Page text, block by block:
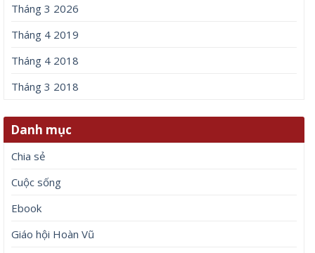
Tháng 3 2026
Tháng 4 2019
Tháng 4 2018
Tháng 3 2018
Danh mục
Chia sẻ
Cuộc sống
Ebook
Giáo hội Hoàn Vũ